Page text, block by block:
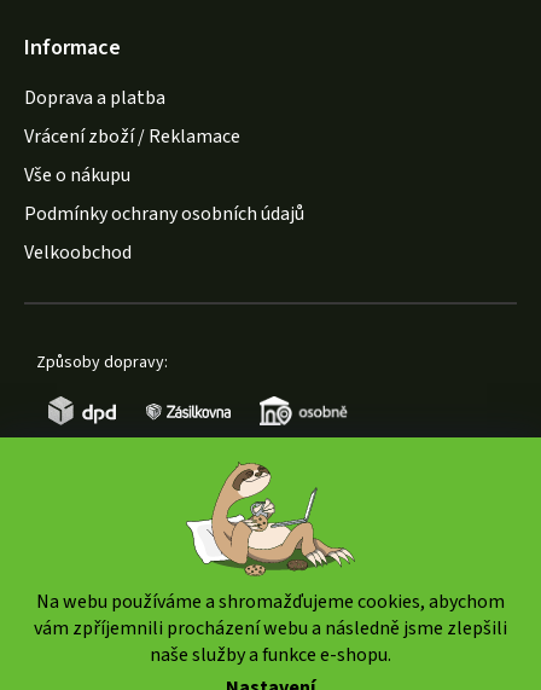
Na webu používáme a shromažďujeme cookies, abychom
vám zpříjemnili procházení webu a následně jsme zlepšili
naše služby a funkce e-shopu.
Informace
Doprava a platba
Vrácení zboží / Reklamace
Vše o nákupu
Podmínky ochrany osobních údajů
Velkoobchod
Způsoby dopravy: